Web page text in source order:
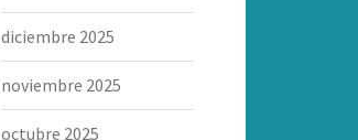
diciembre 2025
noviembre 2025
octubre 2025